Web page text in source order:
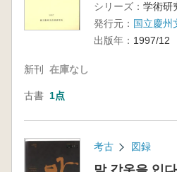
シリーズ： 学術研
発行元： 国立慶州
出版年： 1997/12
新刊 在庫なし
古書 1点
考古 図録